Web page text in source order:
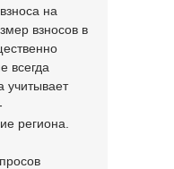
на
взносов в
всегда
учитывает
региона.